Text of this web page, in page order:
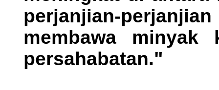
perjanjian-
membawa minyak
persahabatan."